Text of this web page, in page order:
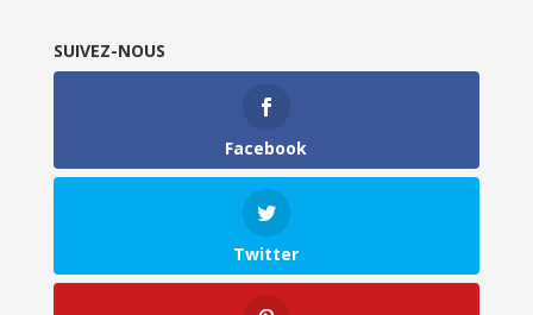
SUIVEZ-NOUS
Facebook
Twitter